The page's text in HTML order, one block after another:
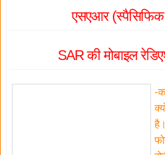
एसएआर (स्पैसिफिक
SAR की मोबाइल
-